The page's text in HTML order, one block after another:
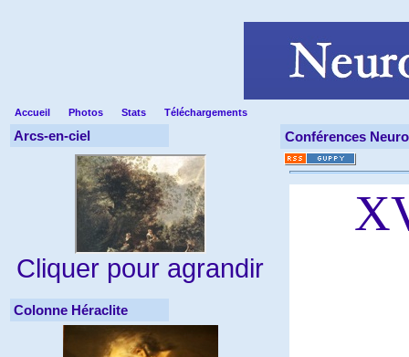
Accueil Photos Stats Téléchargements
Arcs-en-ciel
Cliquer pour agrandir
Colonne Héraclite
Conférences